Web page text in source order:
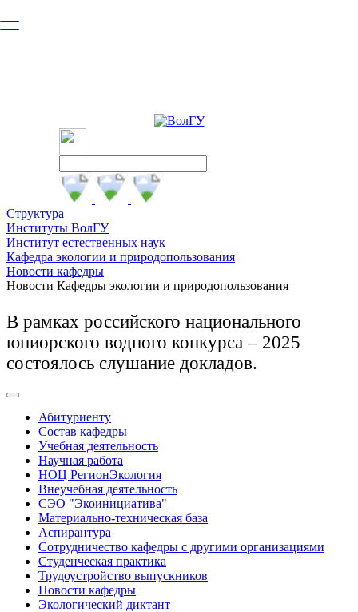
безопасную работу с сайтом. Пожалуйста
Структура
Институты ВолГУ
Институт естественных наук
Кафедра экологии и природопользования
Новости кафедры
Новости Кафедры экологии и природопользования
В рамках российского национального
юниорского водного конкурса – 2025
состоялось слушание докладов.
Абитуриенту
Состав кафедры
Учебная деятельность
Научная работа
НОЦ РегионЭкология
Внеучебная деятельность
СЭО "Экоинициатива"
Материально-техническая база
Аспирантура
Сотрудничество кафедры с другими организациями
Студенческая практика
Трудоустройство выпускников
Новости кафедры
Экологический диктант